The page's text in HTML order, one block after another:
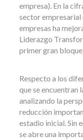
empresa). En la
sector empresarial
empresas ha
Liderazgo
primer gran
Respecto a los
que se encuentran
analizando la
reducción
estadio inicial. Sin
se abre una